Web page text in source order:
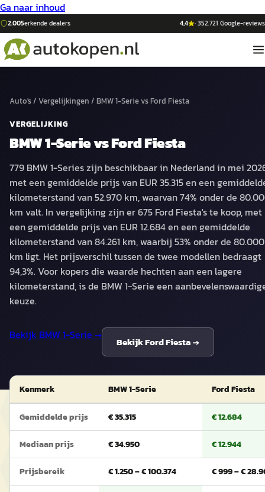
Ga naar inhoud
2.005erkende dealers 4,4 ·352.721 Google-reviews
Auto's/ Vergelijkingen / BMW 1-SerievsFord Fiesta
VERGELIJKING
BMW 1-SerievsFord Fiesta
779 BMW 1-Series zijn beschikbaar in Nederland in mei
met een gemiddelde prijs van EUR 35.315 en een
kilometerstand van 52.970 km, waarvan 74% onder de
km valt. In vergelijking zijn er 675 Ford Fiesta's te koop, met
een gemiddelde prijs van EUR 12.684 en een gemiddelde
kilometerstand van 84.261 km, waarbij 53% onder de 80.000
km ligt. Het prijsverschil tussen de twee modellen bedraagt
94,3%. Voor kopers die waarde hechten aan een lagere
kilometerstand, is de BMW 1-Serie een
keuze.
Bekijk BMW 1-Serie →
BekijkFord Fiesta→
Kenmerk BMW 1-Serie Ford Fiesta
Gemiddelde prijs € 35.315 € 12.684
Mediaan prijs € 34.950 € 12.944
Prijsbereik € 1.250 – € 100.374 € 999 – €